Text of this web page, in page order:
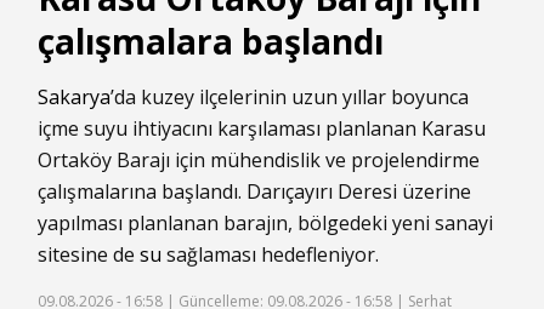
çalışmalara başlandı
Sakarya’da kuzey ilçelerinin uzun yıllar boyunca
içme suyu ihtiyacını karşılaması planlanan Karasu
Ortaköy Barajı için mühendislik ve projelendirme
çalışmalarına başlandı. Darıçayırı Deresi üzerine
yapılması planlanan barajın, bölgedeki yeni sanayi
sitesine de su sağlaması hedefleniyor.
09.08.2026 - 16:58 | Güncelleme: 09.08.2026 - 16:58 | Serhat